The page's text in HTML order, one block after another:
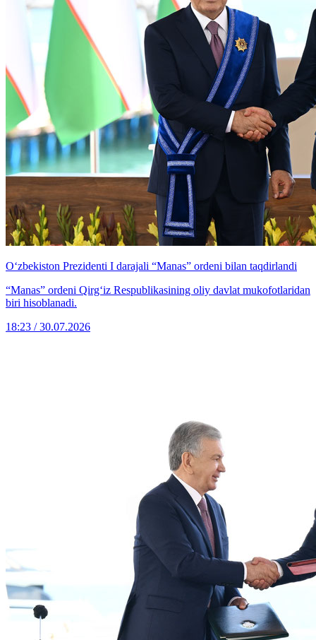
O‘zbekiston Prezidenti I darajali “Manas” ordeni bilan taqdirlandi
“Manas” ordeni Qirg‘iz Respublikasining oliy davlat mukofotlaridan
biri hisoblanadi.
18:23 / 30.07.2026